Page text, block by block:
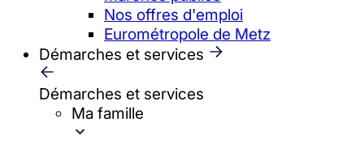
Nos offres d'emploi
Eurométropole de Metz
Démarches et services
Démarches et services
Ma famille